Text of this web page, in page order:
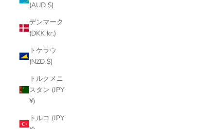
(AUD $)
デンマーク
(DKK kr.)
トケラウ
(NZD $)
トルクメニ
スタン (JPY
¥)
トルコ (JPY